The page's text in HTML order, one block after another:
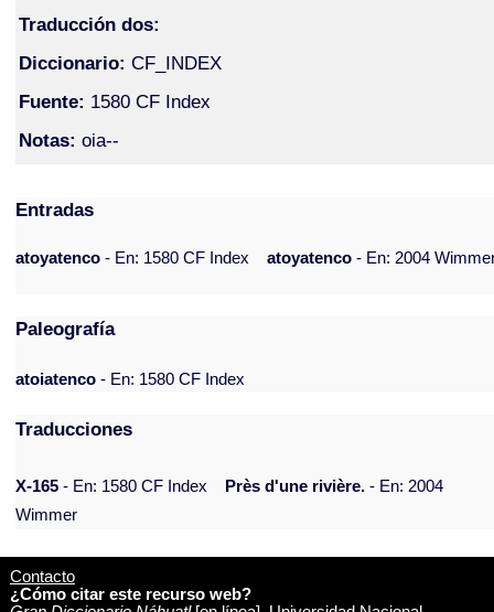
Traducción dos:
Diccionario: CF_INDEX
Fuente: 1580 CF Index
Notas: oia--
Entradas
atoyatenco- En: 1580 CF Index atoyatenco- En: 2004
Paleografía
atoiatenco - En: 1580 CF Index
Traducciones
X-165 - En: 1580 CF Index Près d'une rivière. - En: 2004
Wimmer
Contacto
¿Cómo citar este recurso web?